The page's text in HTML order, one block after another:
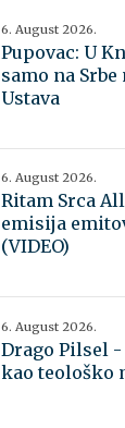
6. August 2026.
Pupovac: U
samo na
Ustava
6. August 2026.
Ritam Srca
emisija
(VIDEO)
6. August 2026.
Drago Pilsel
kao teološko